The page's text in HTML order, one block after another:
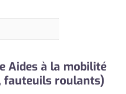
Aides à la mobilité
fauteuils roulants)